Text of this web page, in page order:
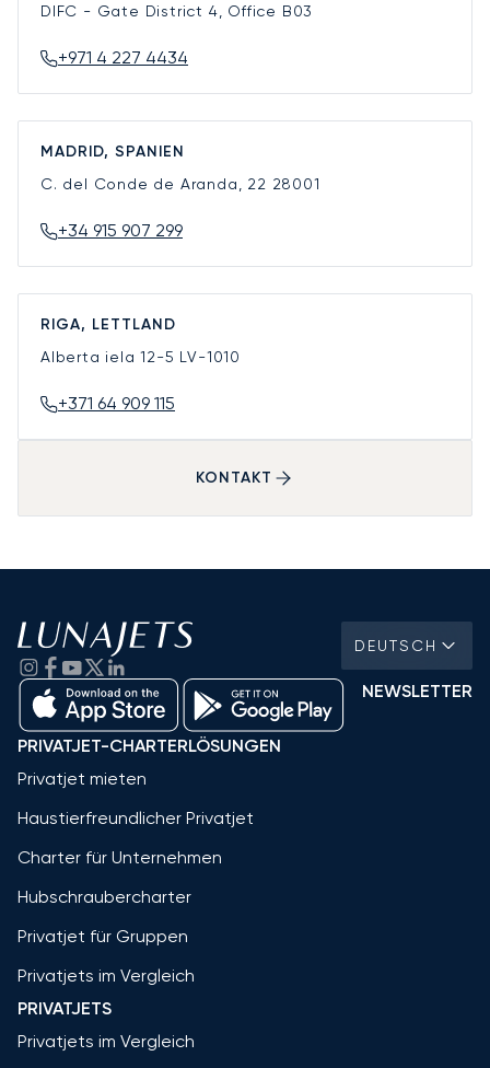
DIFC - Gate District 4, Office B03
+971 4 227 4434
MADRID, SPANIEN
C. del Conde de Aranda, 22 28001
+34 915 907 299
RIGA, LETTLAND
Alberta iela 12-5 LV-1010
+371 64 909 115
KONTAKT
DEUTSCH
NEWSLETTER
PRIVATJET-CHARTERLÖSUNGEN
Privatjet mieten
Haustierfreundlicher Privatjet
Charter für Unternehmen
Hubschraubercharter
Privatjet für Gruppen
Privatjets im Vergleich
PRIVATJETS
Privatjets im Vergleich